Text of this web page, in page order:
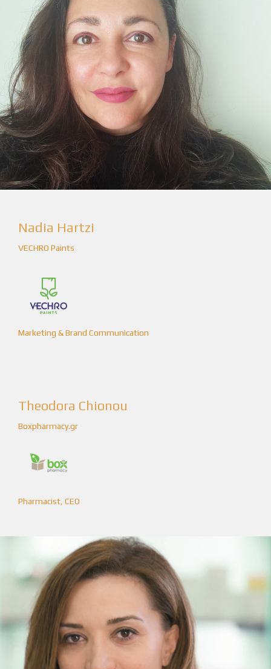
Νadia Ηartzi
VECHRO Paints
Marketing & Brand Communication
Theodora Chionou
Boxpharmacy.gr
Pharmacist, CEO